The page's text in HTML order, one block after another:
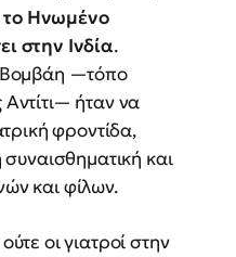
Ηνωμένο
στην Ινδία.
Βομβάη —τόπο
ήταν να
φροντίδα,
και
και φίλων.
οι γιατροί στην